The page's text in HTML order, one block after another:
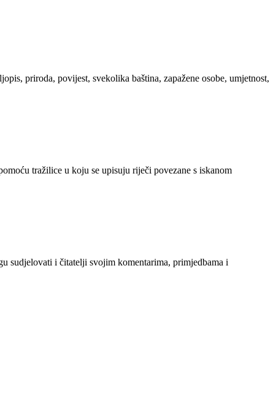
priroda, povijest, svekolika baština, zapažene osobe, umjetnost,
tražilice u koju se upisuju riječi povezane s iskanom
sudjelovati i čitatelji svojim komentarima, primjedbama i